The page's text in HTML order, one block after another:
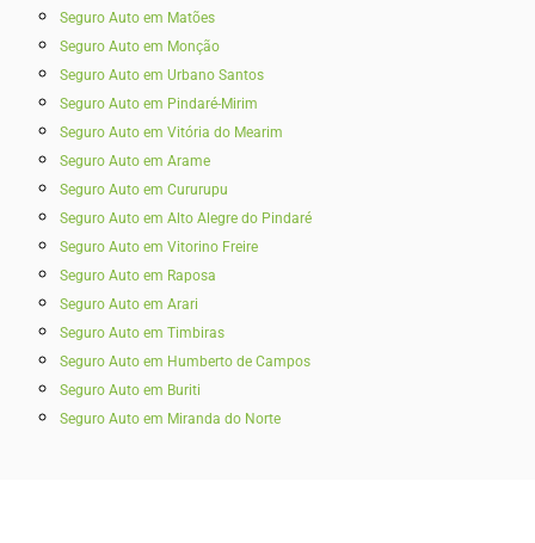
Seguro Auto em Matões
Seguro Auto em Monção
Seguro Auto em Urbano Santos
Seguro Auto em Pindaré-Mirim
Seguro Auto em Vitória do Mearim
Seguro Auto em Arame
Seguro Auto em Cururupu
Seguro Auto em Alto Alegre do Pindaré
Seguro Auto em Vitorino Freire
Seguro Auto em Raposa
Seguro Auto em Arari
Seguro Auto em Timbiras
Seguro Auto em Humberto de Campos
Seguro Auto em Buriti
Seguro Auto em Miranda do Norte